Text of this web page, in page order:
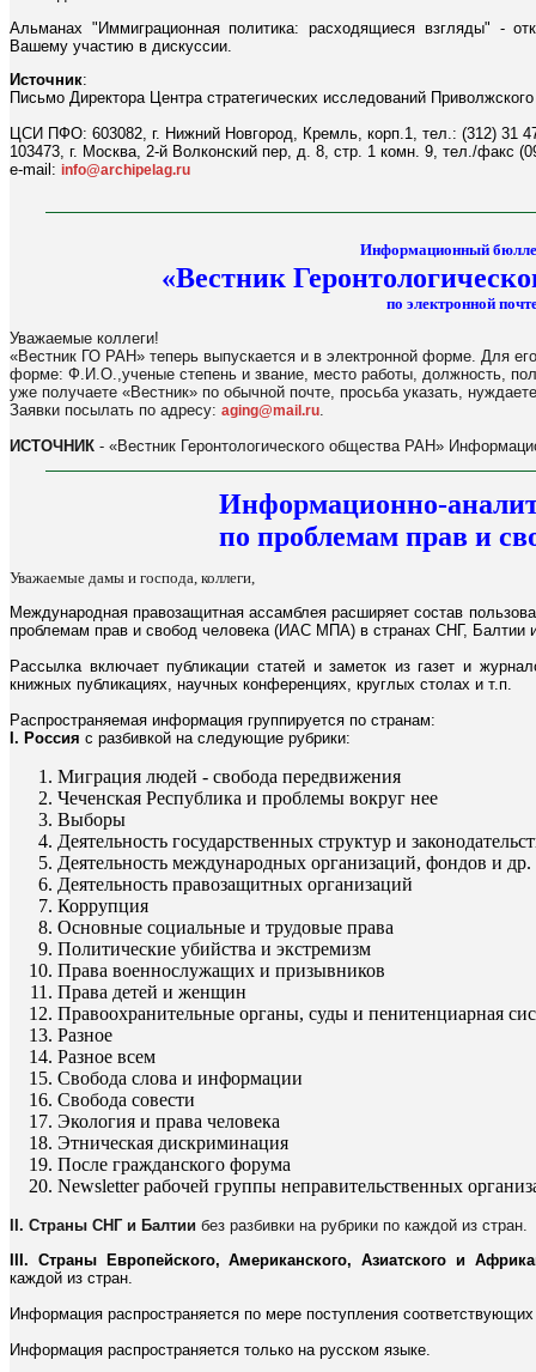
Альманах "Иммиграционная политика: расходящиеся взгляды" -
Вашему участию в дискуссии.
Источник:
Письмо Директора Центра стратегических исследований
ЦСИ ПФО: 603082, г. Нижний Новгород, Кремль, корп.1, тел.: (312) 31
103473, г. Москва, 2-й Волконский пер, д. 8, стр. 1 комн. 9, тел./факс
e-mail: info@archipelag.ru
Информационный
«Вестник
по электронной
Уважаемые коллеги!
«Вестник ГО РАН» теперь выпускается и в электронной форме. Для
форме: Ф.И.О.,ученые степень и звание, место работы, должность,
уже получаете «Вестник» по обычной почте, просьба указать,
Заявки посылать по адресу: aging@mail.ru.
ИСТОЧНИК - «Вестник Геронтологического общества РАН»
Информационно-
по проблемам прав и
Уважаемые дамы и господа, коллеги,
Международная правозащитная ассамблея расширяет состав
проблемам прав и свобод человека (ИАС МПА) в странах СНГ, Балтии
Рассылка включает публикации статей и заметок из газет и
книжных публикациях, научных конференциях, круглых столах и т.п.
Распространяемая информация группируется по странам:
I. Россия с разбивкой на следующие рубрики:
Миграция людей - свобода передвижения
Чеченская Республика и проблемы вокруг нее
Выборы
Деятельность государственных структур и
Деятельность международных организаций, фондов и др.
Деятельность правозащитных организаций
Коррупция
Основные социальные и трудовые права
Политические убийства и экстремизм
Права военнослужащих и призывников
Права детей и женщин
Правоохранительные органы, суды и пенитенциарная
Разное
Разное всем
Свобода слова и информации
Свобода совести
Экология и права человека
Этническая дискриминация
После гражданского форума
Newsletter рабочей группы неправительственных
II. Страны СНГ и Балтии без разбивки на рубрики по каждой из стран.
III. Страны Европейского, Американского, Азиатского и
каждой из стран.
Информация распространяется по мере поступления
Информация распространяется только на русском языке.